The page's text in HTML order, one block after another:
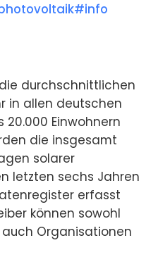
durchschnittlichen
in allen deutschen
Einwohnern
die insgesamt
solarer
letzten sechs Jahren
erfasst
können sowohl
Organisationen